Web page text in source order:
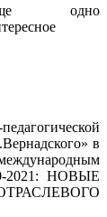
одно
в
2021: НОВЫЕ